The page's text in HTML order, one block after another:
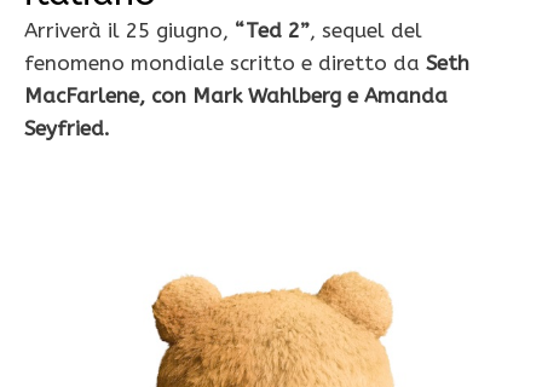
Arriverà il 25 giugno, “Ted 2”, sequel del
fenomeno mondiale scritto e diretto da Seth
MacFarlene, con Mark Wahlberg e Amanda
Seyfried.